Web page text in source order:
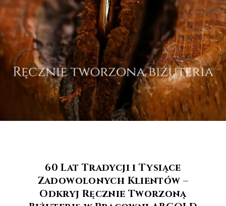
60 Lat Tradycji i Tysiące
Zadowolonych Klientów –
Odkryj Ręcznie Tworzoną